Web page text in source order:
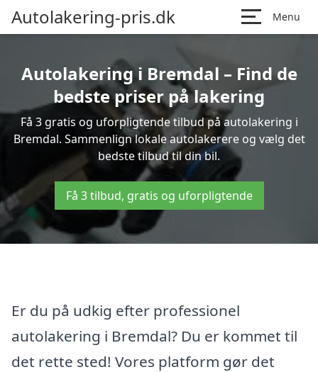
Autolakering-pris.dk Menu
Autolakering i Bremdal – Find de
bedste priser på lakering
Få 3 gratis og uforpligtende tilbud på autolakering i
Bremdal. Sammenlign lokale autolakerere og vælg det
bedste tilbud til din bil.
Få 3 tilbud, gratis og uforpligtende
Er du på udkig efter professionel
autolakering i Bremdal? Du er kommet til
det rette sted! Vores platform gør det